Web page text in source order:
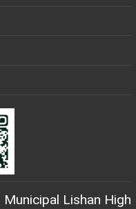
Municipal Lishan High